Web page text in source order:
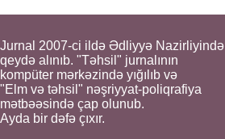
Jurnal 2007-ci ildə Ədliyyə Nazirliyində
qeydə alınıb. "Təhsil" jurnalının
kompüter mərkəzində yığılıb və
"Elm və təhsil" nəşriyyat-poliqrafiya
mətbəəsində çap olunub.
Ayda bir dəfə çıxır.